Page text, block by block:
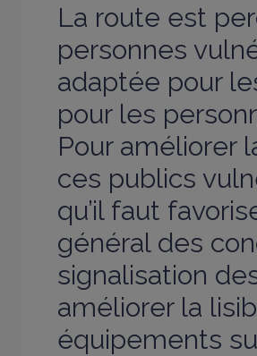
La route est
personnes
adaptée pour
pour les
Pour améliorer
ces publics
qu’il faut
général des
signalisation
améliorer la
équipements